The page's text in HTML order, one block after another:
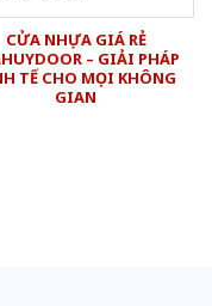
CỬA NHỰA GIÁ RẺ
– GIẢI PHÁP
TẾ CHO MỌI KHÔNG
GIAN